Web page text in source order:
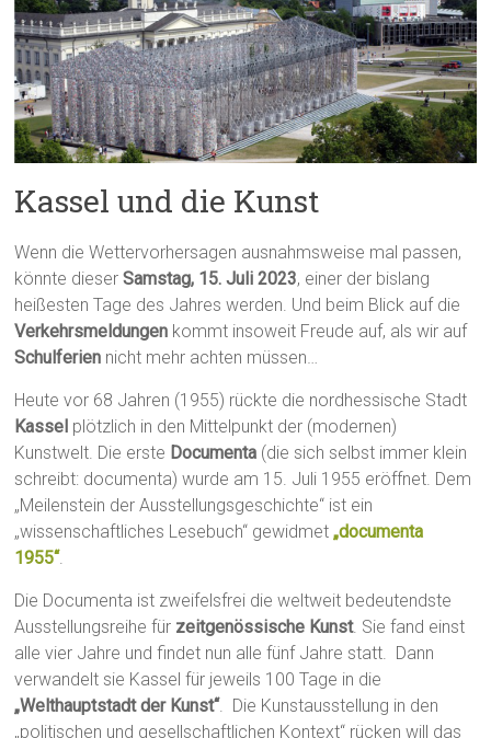
Kassel und die Kunst
Wenn die Wettervorhersagen ausnahmsweise mal passen,
könnte dieserSamstag, 15. Juli 2023, einer der bislang
heißesten Tage des Jahres werden. Und beim Blick auf die
Verkehrsmeldungen kommt insoweit Freude auf, als wir auf
Schulferien nicht mehr achten müssen…
Heute vor 68 Jahren (1955) rückte die nordhessische Stadt
Kassel plötzlich in den Mittelpunkt der (modernen)
Kunstwelt. Die erste Documenta (die sich selbst immer klein
schreibt: documenta) wurde am 15. Juli 1955 eröffnet. Dem
„Meilenstein der Ausstellungsgeschichte“ ist ein
„wissenschaftliches Lesebuch“ gewidmet„documenta
1955“.
Die Documenta ist zweifelsfrei die weltweit bedeutendste
Ausstellungsreihe für zeitgenössische Kunst. Sie fand einst
alle vier Jahre und findet nun alle fünf Jahre statt. Dann
verwandelt sie Kassel für jeweils 100 Tage in die
„Welthauptstadt der Kunst“. Die Kunstausstellung in den
„politischen und gesellschaftlichen Kontext“ rücken will das